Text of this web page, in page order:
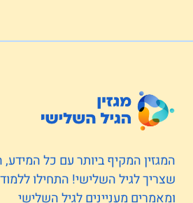
המגזין המקיף ביותר עם כל
שצריך לגיל השלישי! התחילו
ומאמרים מעניינים לגיל השלישי